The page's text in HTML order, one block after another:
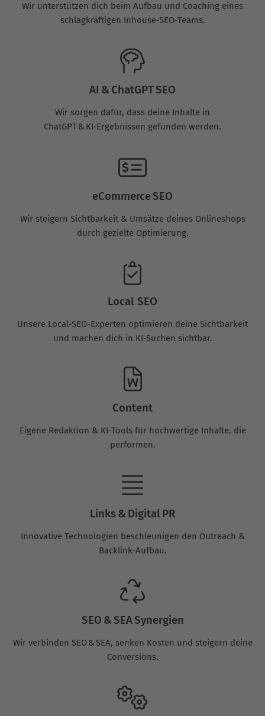
Wir unterstützen dich beim Aufbau und Coaching eines
schlagkräftigen Inhouse‑SEO‑Teams.
AI & ChatGPT SEO
Wir sorgen dafür, dass deine Inhalte in
ChatGPT & KI‑Ergebnissen gefunden werden.
eCommerce SEO
Wir steigern Sichtbarkeit & Umsätze deines Onlineshops
durch gezielte Optimierung.
Local SEO
Unsere Local-SEO-Experten optimieren deine Sichtbarkeit
und machen dich in KI-Suchen sichtbar.
Content
Eigene Redaktion & KI‑Tools für hochwertige Inhalte, die
performen.
Links & Digital PR
Innovative Technologien beschleunigen den Outreach &
Backlink‑Aufbau.
SEO & SEA Synergien
Wir verbinden SEO & SEA, senken Kosten und steigern deine
Conversions.